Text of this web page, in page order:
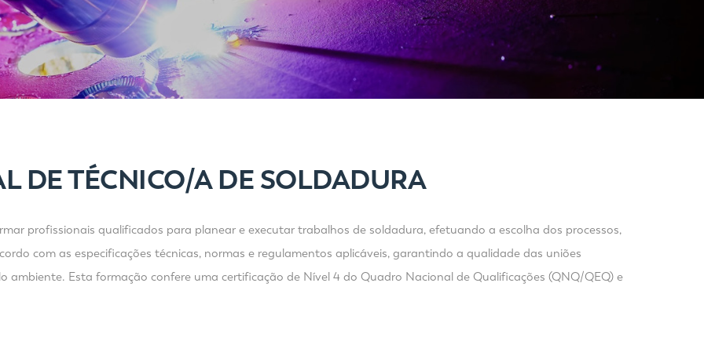
DE TÉCNICO/A DE SOLDADURA
profissionais qualificados para planear e executar trabalhos de soldadura, efetuando a escolha dos processos,
com as especificações técnicas, normas e regulamentos aplicáveis, garantindo a qualidade das uniões
ambiente. Esta formação confere uma certificação de Nível 4 do Quadro Nacional de Qualificações (QNQ/QEQ) e